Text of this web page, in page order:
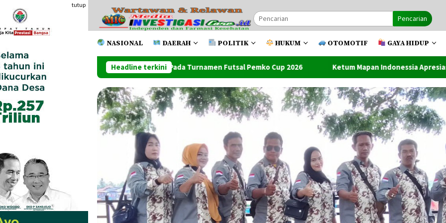
konten
tutup
Pencarian
NASIONAL DAERAH POLITIK HUKUM OTOMOTIF GAYA HIDUP
Headline terkini
Sebagai Juara Pada Turnamen Futsal Pemko Cup 2026 Ketum Mapan Indonessia Apresiasi Satuan Narkoba Polres